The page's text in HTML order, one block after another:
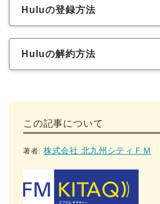
Huluの登録方法
Huluの解約方法
この記事について
著者: 株式会社 北九州シティＦＭ